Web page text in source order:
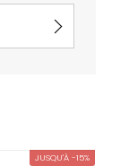
JUSQU'À -15%